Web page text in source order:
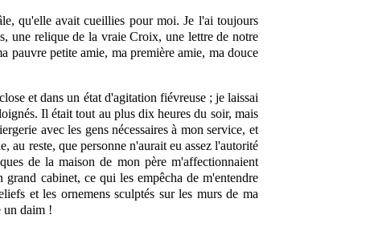
qu'elle avait cueillies pour moi. Je l'ai toujours
une relique de la vraie Croix, une lettre de notre
pauvre petite amie, ma première amie, ma douce
et dans un état d'agitation fiévreuse ; je laissai
Il était tout au plus dix heures du soir, mais
avec les gens nécessaires à mon service, et
au reste, que personne n'aurait eu assez l'autorité
de la maison de mon père m'affectionnaient
cabinet, ce qui les empêcha de m'entendre
et les ornemens sculptés sur les murs de ma
un daim !